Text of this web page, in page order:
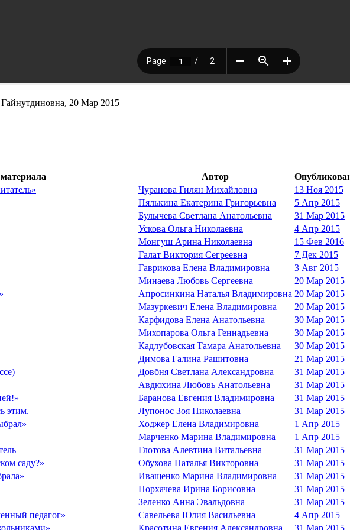
20 Мар 2015
Автор
Чуранова Гилян Михайловна
13 Ноя 2015
Пялькина Екатерина Григорьевна
5 Апр 2015
Булычева Светлана Анатольевна
31 Мар 2015
Ускова Ольга Николаевна
4 Апр 2015
Монгуш Арина Николаевна
15 Фев 2016
Галат Виктория Сегреевна
7 Дек 2015
Гаврикова Елена Владимировна
3 Авг 2015
Минаева Любовь Сергеевна
20 Мар 2015
Апросинкина Наталья Владимировна 20 Мар 2015
Мазуркевич Елена Владимировна
20 Мар 2015
Карфидова Елена Анатольевна
30 Мар 2015
Михопарова Ольга Геннадьевна
30 Мар 2015
Кадлубовская Тамара Анатольевна
30 Мар 2015
Димова Галина Рашитовна
21 Мар 2015
Довбня Светлана Александровна
31 Мар 2015
Авдюхина Любовь Анатольевна
31 Мар 2015
Баранова Евгения Владимировна
31 Мар 2015
этим. Лупонос Зоя Николаевна
31 Мар 2015
Ходжер Елена Владимировна
1 Апр 2015
Марченко Марина Владимировна
1 Апр 2015
Глотова Алевтина Витальевна
31 Мар 2015
саду?» Обухова Наталья Викторовна
31 Мар 2015
Иващенко Марина Владимировна
31 Мар 2015
Порхачева Ирина Борисовна
31 Мар 2015
Зеленко Анна Эвальдовна
31 Мар 2015
педагог» Савельева Юлия Васильевна
4 Апр 2015